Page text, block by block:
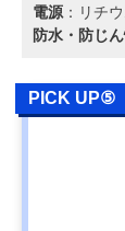
電源 ：リチ
防水・防じ
PICK UP⑤